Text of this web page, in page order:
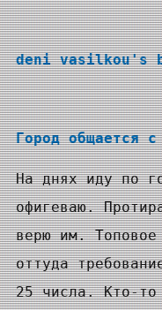
Перейти
к
содержимому
deni vasilkou's
Город общается с
На днях иду по
офигеваю.
верю им.
оттуда
25 числа. Кто-то